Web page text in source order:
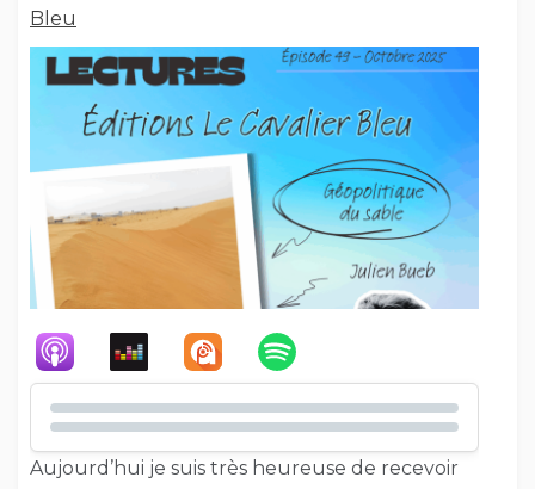
Bleu
Aujourd’hui je suis très heureuse de recevoir